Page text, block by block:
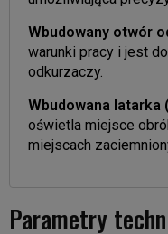
Wbudowany otwór
warunki pracy i jest
odkurzaczy.
Wbudowana latarka
oświetla miejsce
miejscach
Parametry